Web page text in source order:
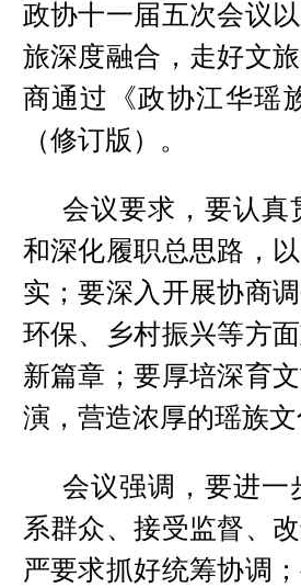
政协十一届五次会议
旅深度融合，走好文
商通过《政协江华瑶
（修订版）。
会议要求，要认真
和深化履职总思路，
实；要深入开展协商
环保、乡村振兴等方
新篇章；要厚培深育
演，营造浓厚的瑶族
会议强调，要进一
系群众、接受监督、
严要求抓好统筹协调